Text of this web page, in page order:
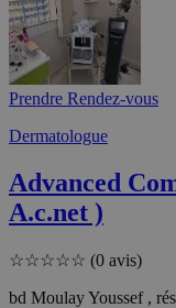
Prendre Rendez-vous
Dermatologue
Advanced
A.c.net )
☆☆☆☆☆ (0 avis)
bd Moulay Youssef ,